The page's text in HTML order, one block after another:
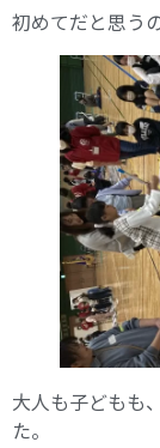
初めてだと思う
大人も子どもも
た。